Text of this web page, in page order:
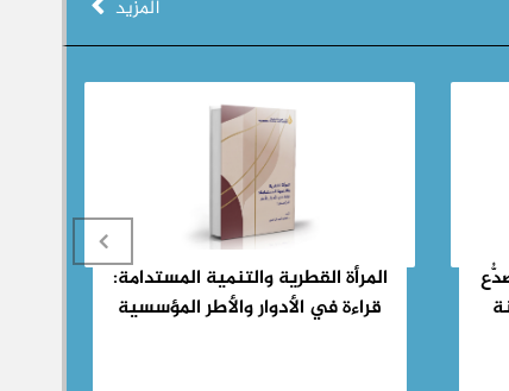
المرأة القطرية والتنمية المستدامة:
قراءة في الأدوار والأطر المؤسسية
المزيد